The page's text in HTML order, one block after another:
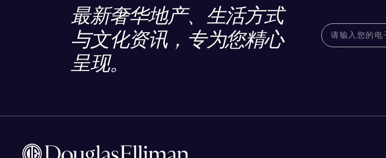
最新奢华地产、生活方式
与文化资讯，专为您精心
呈现。